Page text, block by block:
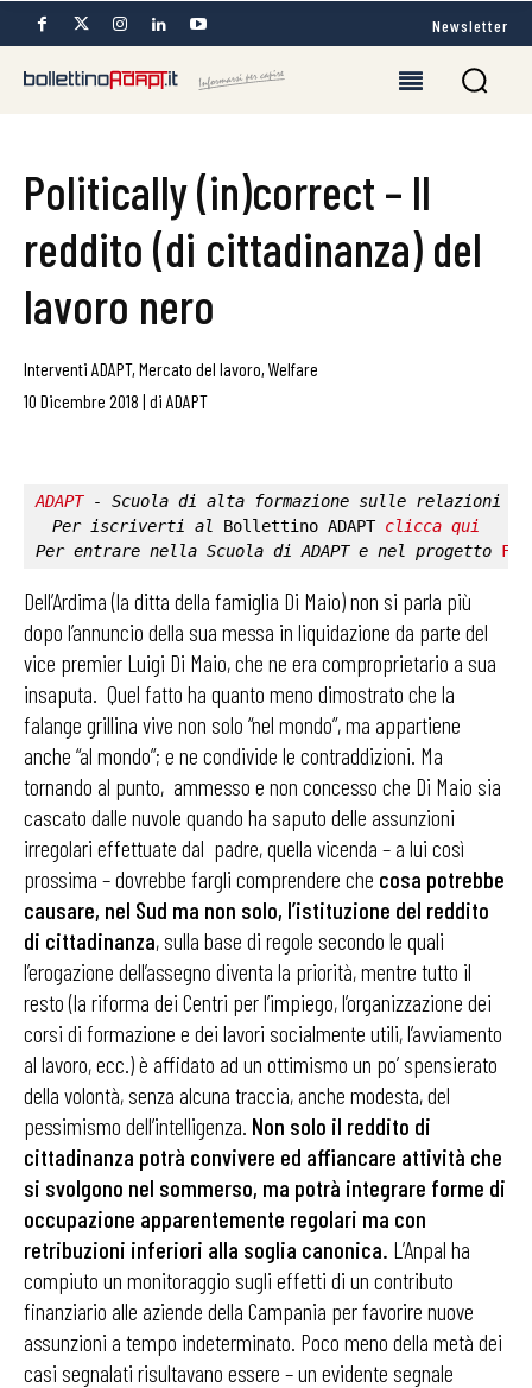
Newsletter
Politically (in)correct – Il
reddito (di cittadinanza) del
lavoro nero
Interventi ADAPT, Mercato del lavoro, Welfare
10 Dicembre 2018 | di ADAPT
ADAPT - Scuola di alta formazione sulle relazioni
Per iscriverti al Bollettino ADAPT clicca qui
Per entrare nella Scuola di ADAPT e nel progetto
Dell’Ardima (la ditta della famiglia Di Maio) non si parla più
dopo l’annuncio della sua messa in liquidazione da parte del
vice premier Luigi Di Maio, che ne era comproprietario a sua
insaputa. Quel fatto ha quanto meno dimostrato che la
falange grillina vive non solo “nel mondo”, ma appartiene
anche “al mondo”; e ne condivide le contraddizioni. Ma
tornando al punto, ammesso e non concesso che Di Maio sia
cascato dalle nuvole quando ha saputo delle assunzioni
irregolari effettuate dal padre, quella vicenda – a lui così
prossima – dovrebbe fargli comprendere che cosa potrebbe
causare, nel Sud ma non solo, l’istituzione del reddito
di cittadinanza, sulla base di regole secondo le quali
l’erogazione dell’assegno diventa la priorità, mentre tutto il
resto (la riforma dei Centri per l’impiego, l’organizzazione dei
corsi di formazione e dei lavori socialmente utili, l’avviamento
al lavoro, ecc.) è affidato ad un ottimismo un po’ spensierato
della volontà, senza alcuna traccia, anche modesta, del
pessimismo dell’intelligenza. Non solo il reddito di
cittadinanza potrà convivere ed affiancare attività che
si svolgono nel sommerso, ma potrà integrare forme di
occupazione apparentemente regolari ma con
retribuzioni inferiori alla soglia canonica. L’Anpal ha
compiuto un monitoraggio sugli effetti di un contributo
finanziario alle aziende della Campania per favorire nuove
assunzioni a tempo indeterminato. Poco meno della metà dei
casi segnalati risultavano essere – un evidente segnale